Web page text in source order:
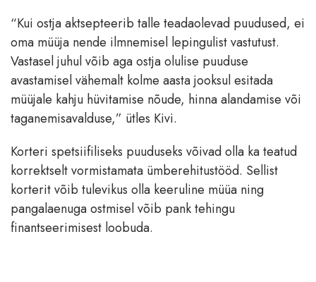
“Kui ostja aktsepteerib talle teadaolevad puudused, ei
oma müüja nende ilmnemisel lepingulist vastutust.
Vastasel juhul võib aga ostja olulise puuduse
avastamisel vähemalt kolme aasta jooksul esitada
müüjale kahju hüvitamise nõude, hinna alandamise või
taganemisavalduse,” ütles Kivi.
Korteri spetsiifiliseks puuduseks võivad olla ka teatud
korrektselt vormistamata ümberehitustööd. Sellist
korterit võib tulevikus olla keeruline müüa ning
pangalaenuga ostmisel võib pank tehingu
finantseerimisest loobuda.